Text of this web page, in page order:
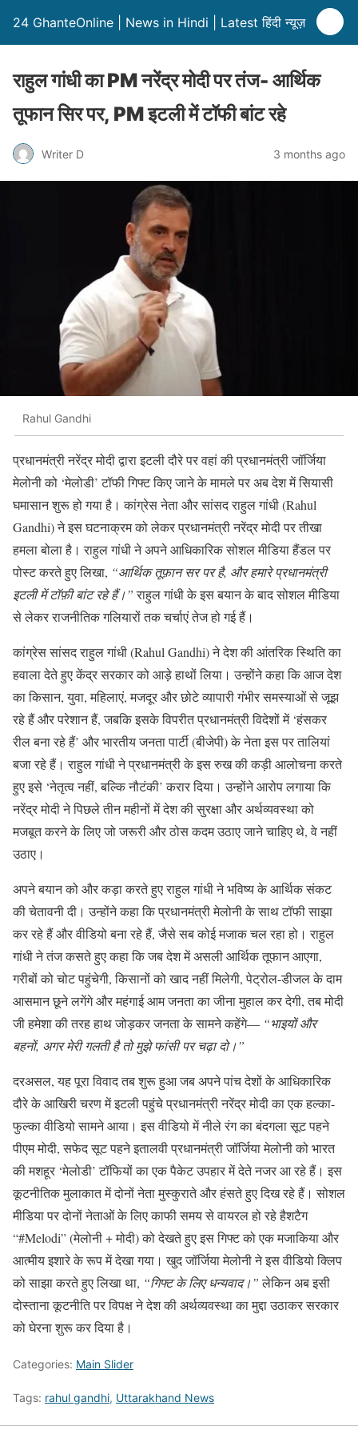
24 GhanteOnline | News in Hindi | Latest हिंदी न्यूज़
राहुल गांधी का PM नरेंद्र मोदी पर तंज- आर्थिक
तूफान सिर पर, PM इटली में टॉफी बांट रहे
Writer D 3 months ago
Rahul Gandhi
प्रधानमंत्री नरेंद्र मोदी द्वारा इटली दौरे पर वहां की प्रधानमंत्री जॉर्जिया
मेलोनी को ‘मेलोडी’ टॉफी गिफ्ट किए जाने के मामले पर अब देश में सियासी
घमासान शुरू हो गया है। कांग्रेस नेता और सांसद राहुल गांधी (Rahul
Gandhi) ने इस घटनाक्रम को लेकर प्रधानमंत्री नरेंद्र मोदी पर तीखा
हमला बोला है। राहुल गांधी ने अपने आधिकारिक सोशल मीडिया हैंडल पर
पोस्ट करते हुए लिखा, “आर्थिक तूफ़ान सर पर है, और हमारे प्रधानमंत्री
इटली में टॉफ़ी बांट रहे हैं।”राहुल गांधी के इस बयान के बाद सोशल मीडिया
से लेकर राजनीतिक गलियारों तक चर्चाएं तेज हो गई हैं।
कांग्रेस सांसद राहुल गांधी (Rahul Gandhi) ने देश की आंतरिक स्थिति का
हवाला देते हुए केंद्र सरकार को आड़े हाथों लिया। उन्होंने कहा कि आज देश
का किसान, युवा, महिलाएं, मजदूर और छोटे व्यापारी गंभीर समस्याओं से जूझ
रहे हैं और परेशान हैं, जबकि इसके विपरीत प्रधानमंत्री विदेशों में ‘हंसकर
रील बना रहे हैं’ और भारतीय जनता पार्टी (बीजेपी) के नेता इस पर तालियां
बजा रहे हैं। राहुल गांधी ने प्रधानमंत्री के इस रुख की कड़ी आलोचना करते
हुए इसे ‘नेतृत्व नहीं, बल्कि नौटंकी’ करार दिया। उन्होंने आरोप लगाया कि
नरेंद्र मोदी ने पिछले तीन महीनों में देश की सुरक्षा और अर्थव्यवस्था को
मजबूत करने के लिए जो जरूरी और ठोस कदम उठाए जाने चाहिए थे, वे नहीं
उठाए।
अपने बयान को और कड़ा करते हुए राहुल गांधी ने भविष्य के आर्थिक संकट
की चेतावनी दी। उन्होंने कहा कि प्रधानमंत्री मेलोनी के साथ टॉफी साझा
कर रहे हैं और वीडियो बना रहे हैं, जैसे सब कोई मजाक चल रहा हो। राहुल
गांधी ने तंज कसते हुए कहा कि जब देश में असली आर्थिक तूफान आएगा,
गरीबों को चोट पहुंचेगी, किसानों को खाद नहीं मिलेगी, पेट्रोल-डीजल के दाम
आसमान छूने लगेंगे और महंगाई आम जनता का जीना मुहाल कर देगी, तब मोदी
जी हमेशा की तरह हाथ जोड़कर जनता के सामने कहेंगे— “भाइयों और
बहनों, अगर मेरी गलती है तो मुझे फांसी पर चढ़ा दो।”
दरअसल, यह पूरा विवाद तब शुरू हुआ जब अपने पांच देशों के आधिकारिक
दौरे के आखिरी चरण में इटली पहुंचे प्रधानमंत्री नरेंद्र मोदी का एक हल्का-
फुल्का वीडियो सामने आया। इस वीडियो में नीले रंग का बंदगला सूट पहने
पीएम मोदी, सफेद सूट पहने इतालवी प्रधानमंत्री जॉर्जिया मेलोनी को भारत
की मशहूर ‘मेलोडी’ टॉफियों का एक पैकेट उपहार में देते नजर आ रहे हैं। इस
कूटनीतिक मुलाकात में दोनों नेता मुस्कुराते और हंसते हुए दिख रहे हैं। सोशल
मीडिया पर दोनों नेताओं के लिए काफी समय से वायरल हो रहे हैशटैग
“#Melodi” (मेलोनी + मोदी) को देखते हुए इस गिफ्ट को एक मजाकिया और
आत्मीय इशारे के रूप में देखा गया। खुद जॉर्जिया मेलोनी ने इस वीडियो क्लिप
को साझा करते हुए लिखा था, “गिफ्ट के लिए धन्यवाद।”लेकिन अब इसी
दोस्ताना कूटनीति पर विपक्ष ने देश की अर्थव्यवस्था का मुद्दा उठाकर सरकार
को घेरना शुरू कर दिया है।
Categories: Main Slider
Tags: rahul gandhi, Uttarakhand News